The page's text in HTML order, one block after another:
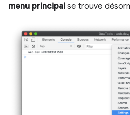
menu principal se trouve